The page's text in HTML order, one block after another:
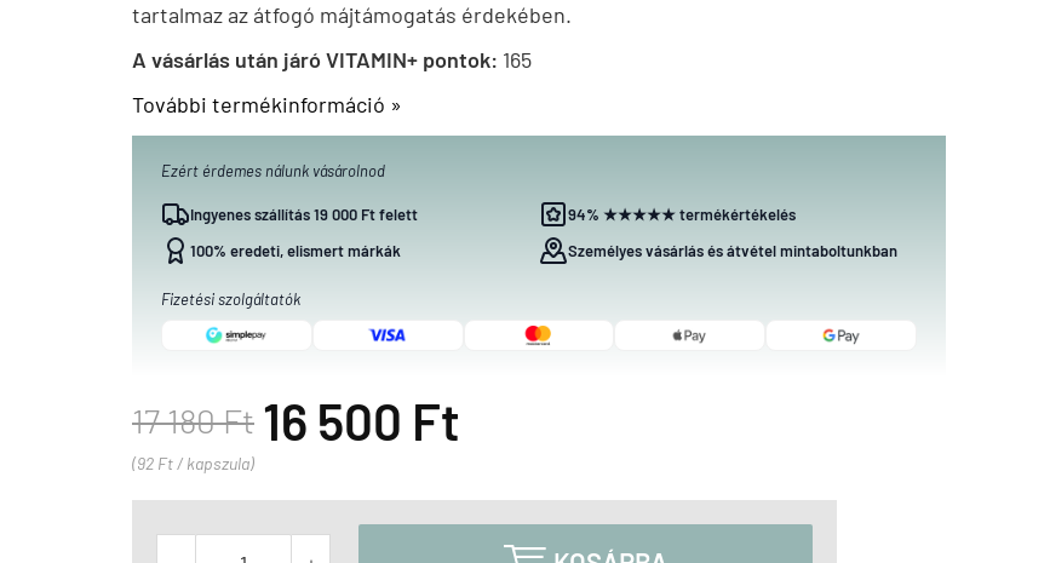
tartalmaz az átfogó májtámogatás érdekében.
A vásárlás után járó VITAMIN+ pontok: 165
További termékinformáció »
Ezért érdemes nálunk vásárolnod
Ingyenes szállítás 19 000 Ft felett
94% ★★★★★ termékértékelés
100% eredeti, elismert márkák
Személyes vásárlás és átvétel mintaboltunkban
Fizetési szolgáltatók
17 180 Ft 16 500 Ft
(92 Ft / kapszula)